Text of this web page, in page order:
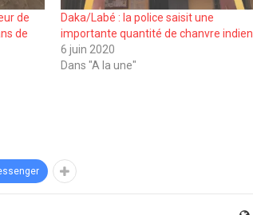
de
de
Daka/Labé : la police saisit une
importante quantité de chanvre indien
6 juin 2020
Dans "A la une"